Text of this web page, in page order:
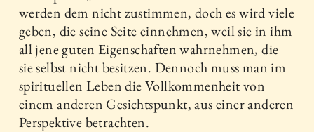
werden dem nicht zustimmen, doch es wird viele
geben, die seine Seite einnehmen, weil sie in ihm
all jene guten Eigenschaften wahrnehmen, die
sie selbst nicht besitzen. Dennoch muss man im
spirituellen Leben die Vollkommenheit von
einem anderen Gesichtspunkt, aus einer anderen
Perspektive betrachten.